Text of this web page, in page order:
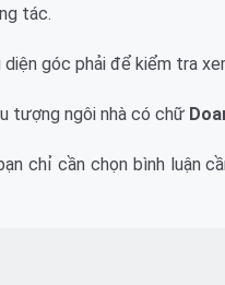
tác.
góc phải để kiểm tra
tượng ngôi nhà có chữ
chỉ cần chọn bình luận